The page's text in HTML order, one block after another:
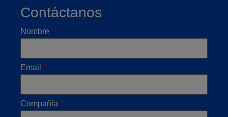
Contáctanos
Nombre
Email
Compañia